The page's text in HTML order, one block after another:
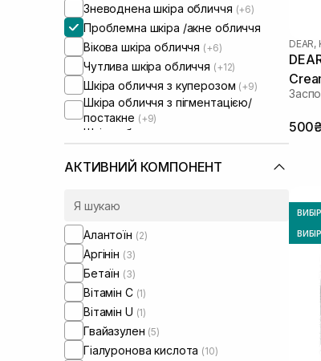
Зневоднена шкіра обличчя (+6)
Проблемна шкіра /акне обличчя
Вікова шкіра обличчя (+6)
Чутлива шкіра обличчя (+12)
Шкіра обличчя з куперозом (+9)
Шкіра обличчя з пігментацією/
постакне (+9)
Шкіра обличчя з розширеними
порами
Шкіра обличчя з порушеним
мікробіомом
АКТИВНИЙ КОМПОНЕНТ
Алантоїн (2)
Аргінін (3)
Бетаїн (3)
Вітамін C (1)
Вітамін U (1)
Гвайазулен (5)
Гіалуронова кислота (10)
DEAR,
500₴